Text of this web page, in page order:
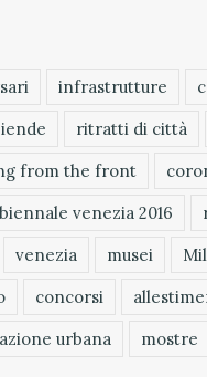
infrastrutture
ritratti di città
from the front
biennale venezia 2016
venezia musei
concorsi
urbana
mostre